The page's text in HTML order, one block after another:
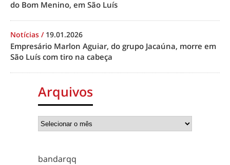
do Bom Menino, em São Luís
Notícias / 19.01.2026
Empresário Marlon Aguiar, do grupo Jacaúna, morre em
São Luís com tiro na cabeça
Arquivos
bandarqq